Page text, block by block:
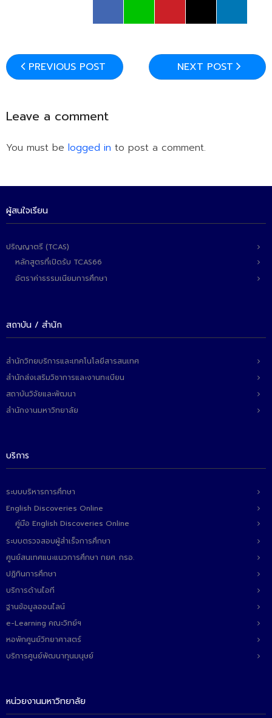
PREVIOUS POST NEXT POST
Leave a comment
You must be logged in to post a comment.
ผู้สนใจเรียน
ปริญญาตรี (TCAS)
หลักสูตรที่เปิดรับ TCAS66
อัตราค่าธรรมเนียมการศึกษา
สถาบัน / สำนัก
สำนักวิทยบริการและเทคโนโลยีสารสนเทศ
สำนักส่งเสริมวิชาการและงานทะเบียน
สถาบันวิจัยและพัฒนา
สำนักงานมหาวิทยาลัย
บริการ
ระบบบริหารการศึกษา
English Discoveries Online
คู่มือ English Discoveries Online
ระบบตรวจสอบผู้สำเร็จการศึกษา
ศูนย์สนเทศแนะแนวการศึกษา กยศ. กรอ.
ปฏิทินการศึกษา
บริการด้านไอที
ฐานข้อมูลออนไลน์
e-Learning คณะวิทย์ฯ
หอพักศูนย์วิทยาศาสตร์
บริการศูนย์พัฒนาทุนมนุษย์
หน่วยงานมหาวิทยาลัย